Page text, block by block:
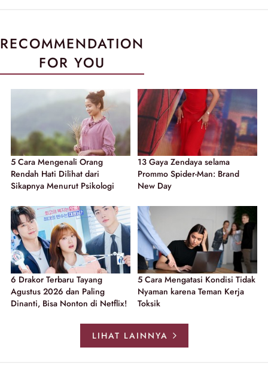
RECOMMENDATION
FOR YOU
5 Cara Mengenali Orang
Rendah Hati Dilihat dari
Sikapnya Menurut Psikologi
13 Gaya Zendaya selama
Prommo Spider-Man: Brand
New Day
6 Drakor Terbaru Tayang
Agustus 2026 dan Paling
Dinanti, Bisa Nonton di Netflix!
5 Cara Mengatasi Kondisi Tidak
Nyaman karena Teman Kerja
Toksik
LIHAT LAINNYA